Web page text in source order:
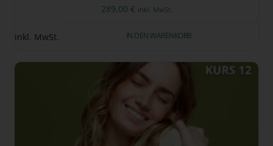
289,00 € inkl. MwSt.
inkl. MwSt. IN DEN WARENKORB